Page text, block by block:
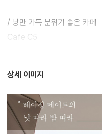
/ 낭만 가득 분위기 좋은 카페
Cafe C5
뜨거운 클럽촌에서 마시는 시원
Tienstiens
사랑스러운 테라스에서 즐기
Metal Hands
상세 이미지